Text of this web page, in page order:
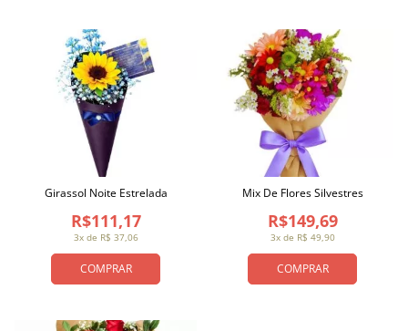
COMPRAR
3x de R$ 37,06
R$111,17
Girassol Noite Estrelada
COMPRAR
3x de R$ 49,90
R$149,69
Mix De Flores Silvestres